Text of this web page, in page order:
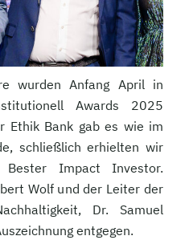
wurden Anfang April in
Awards 2025
Ethik Bank gab es wie im
schließlich erhielten wir
Impact Investor.
Wolf und der Leiter der
Dr. Samuel
entgegen.